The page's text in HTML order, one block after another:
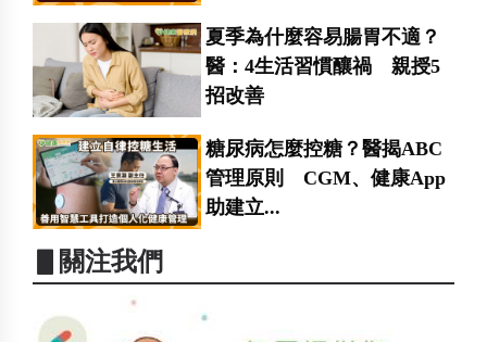
夏季為什麼容易腸胃不適？
醫：4生活習慣釀禍 親授5
招改善
糖尿病怎麼控糖？醫揭ABC
管理原則 CGM、健康App
助建立...
▋關注我們